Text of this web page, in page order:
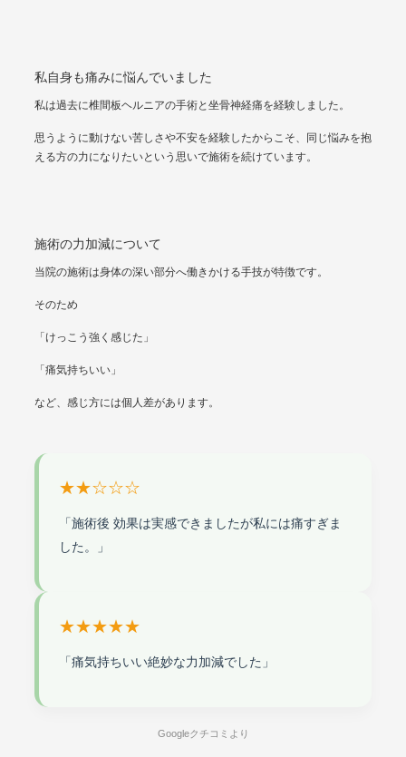
私自身も痛みに悩んでいました
私は過去に椎間板ヘルニアの手術と坐骨神経痛を経験しました。
思うように動けない苦しさや不安を経験したからこそ、同じ悩みを抱
える方の力になりたいという思いで施術を続けています。
施術の力加減について
当院の施術は身体の深い部分へ働きかける手技が特徴です。
そのため
「けっこう強く感じた」
「痛気持ちいい」
など、感じ方には個人差があります。
★★☆☆☆
「施術後 効果は実感できましたが私には痛すぎま
した。」
★★★★★
「痛気持ちいい絶妙な力加減でした」
Googleクチコミより